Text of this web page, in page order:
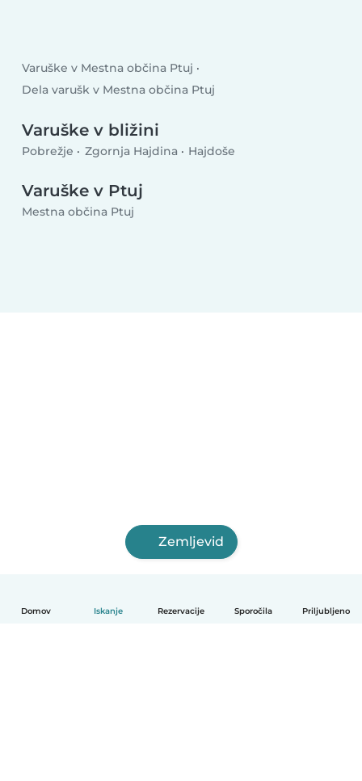
Domov Iskanje Rezervacije Sporočila Priljubljeno
Varuške v Mestna občina Ptuj
Dela varušk v Mestna občina Ptuj
Varuške v bližini
Pobrežje Zgornja Hajdina Hajdoše
Varuške v Ptuj
Mestna občina Ptuj
Zemljevid